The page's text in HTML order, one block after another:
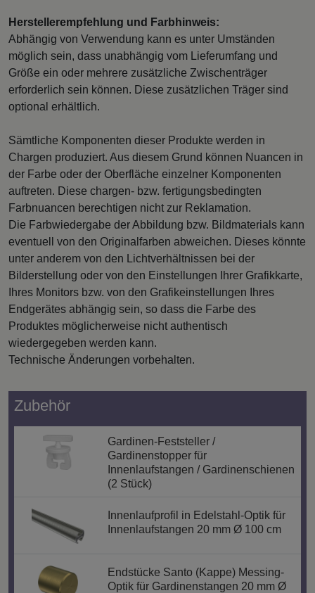
Herstellerempfehlung und Farbhinweis:
Abhängig von Verwendung kann es unter Umständen
möglich sein, dass unabhängig vom Lieferumfang und
Größe ein oder mehrere zusätzliche Zwischenträger
erforderlich sein können. Diese zusätzlichen Träger sind
optional erhältlich.
Sämtliche Komponenten dieser Produkte werden in
Chargen produziert. Aus diesem Grund können Nuancen in
der Farbe oder der Oberfläche einzelner Komponenten
auftreten. Diese chargen- bzw. fertigungsbedingten
Farbnuancen berechtigen nicht zur Reklamation.
Die Farbwiedergabe der Abbildung bzw. Bildmaterials kann
eventuell von den Originalfarben abweichen. Dieses könnte
unter anderem von den Lichtverhältnissen bei der
Bilderstellung oder von den Einstellungen Ihrer Grafikkarte,
Ihres Monitors bzw. von den Grafikeinstellungen Ihres
Endgerätes abhängig sein, so dass die Farbe des
Produktes möglicherweise nicht authentisch
wiedergegeben werden kann.
Technische Änderungen vorbehalten.
Zubehör
Gardinen-Feststeller /
Gardinenstopper für
Innenlaufstangen / Gardinenschienen
(2 Stück)
Innenlaufprofil in Edelstahl-Optik für
Innenlaufstangen 20 mm Ø 100 cm
Endstücke Santo (Kappe) Messing-
Optik für Gardinenstangen 20 mm Ø